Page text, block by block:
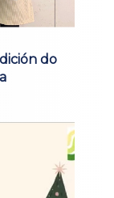
do